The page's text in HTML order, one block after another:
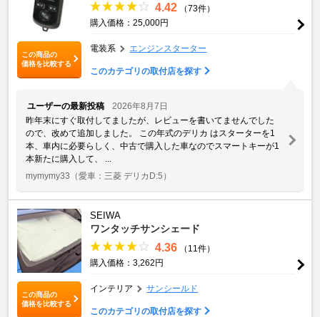
この商品の
価格を比較する
4.42
（73件）
購入価格：25,000円
電装系 エンジンスターター
このカテゴリの取付店を探す
ユーザーの最新投稿
2026年8月7日
昨年末にすぐ取付してましたが、レビューを書いてませんでした
ので、改めて追加しました。 この年式のデリカ はスターターを1
本、車内に必要らしく、中古で購入した車なのでスマートキーが1
本新たに購入して、 ...
mymymy33 （愛車：三菱 デリカD:5）
この商品の
価格を比較する
SEIWA
ワンタッチサンシェード
4.36
（11件）
購入価格：3,262円
インテリア サンシールド
このカテゴリの取付店を探す